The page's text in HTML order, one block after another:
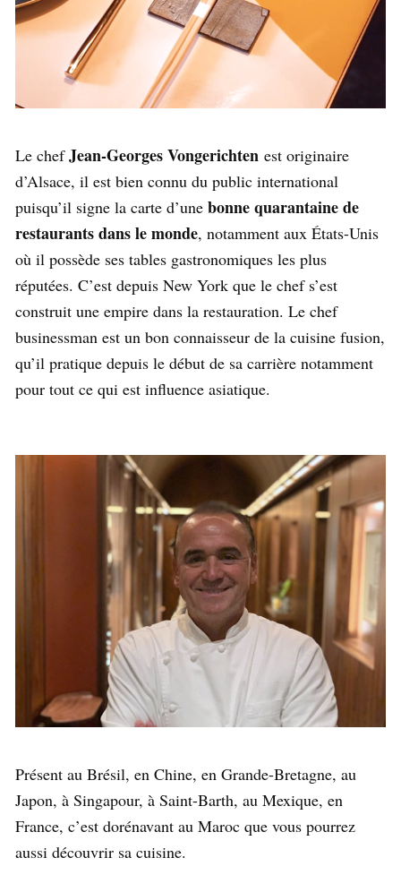
Le chefJean-Georges Vongerichten est originaire
d’Alsace, il est bien connu du public international
puisqu’il signe la carte d’une bonne quarantaine de
restaurants dans le monde, notamment aux États-Unis
où il possède ses tables gastronomiques les plus
réputées. C’est depuis New York que le chef s’est
construit une empire dans la restauration. Le chef
businessman est un bon connaisseur de la cuisine fusion,
qu’il pratique depuis le début de sa carrière notamment
pour tout ce qui est influence asiatique.
Présent au Brésil, en Chine, en Grande-Bretagne, au
Japon, à Singapour, à Saint-Barth, au Mexique, en
France, c’est dorénavant au Maroc que vous pourrez
aussi découvrir sa cuisine.